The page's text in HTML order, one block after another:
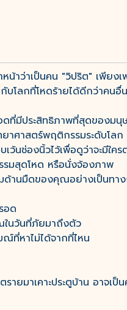
าว่าเป็นคน "วิปริต" เพียงเ
โลกที่โหดร้ายได้ดีกว่าคนอื่น
ดที่มีประสิทธิภาพที่สุดของมนุ
าศาสตร์พฤติกรรมระดับโลก
นช่องนิ้วไว้เพื่อดูว่าจะมีใคร
รมสุดโหด หรือนั่งจ้องภาพ
ด้านมืดของคุณอย่างเป็นทาง
อด
ในวันที่ภัยมาถึงตัว
ที่หาไม่ได้จากที่ไหน
ยมาเคาะประตูบ้าน อาจเป็